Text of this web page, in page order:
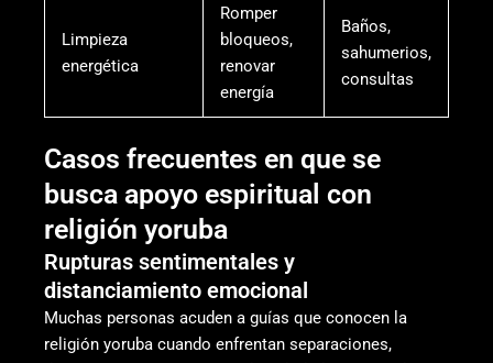
Limpieza
energética
Romper
bloqueos,
renovar
energía
Baños,
sahumerios,
consultas
Casos frecuentes en que se
busca apoyo espiritual con
religión yoruba
Rupturas sentimentales y
distanciamiento emocional
Muchas personas acuden a guías que conocen la
religión yoruba cuando enfrentan separaciones,